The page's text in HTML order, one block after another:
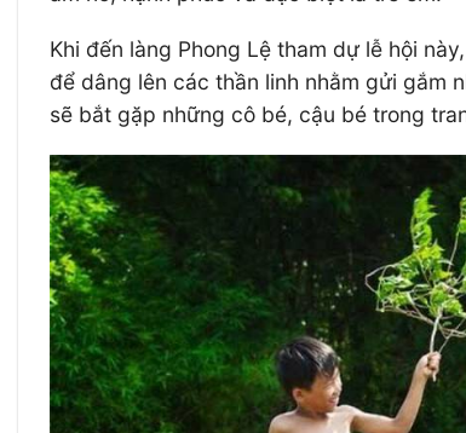
Khi đến làng Phong Lệ tham dự lễ hội
để dâng lên các thần linh nhằm gửi gắm
sẽ bắt gặp những cô bé, cậu bé trong